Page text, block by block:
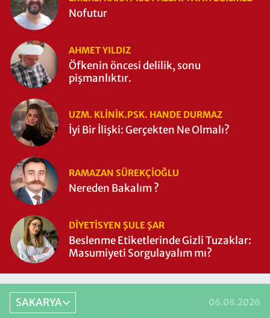
Nofutur
AHMET YILDIZ
Öfkenin öncesi delilik, sonu
pişmanlıktır.
UZM. KLINIK.PSK. HANDE DURMAZ
İyi Bir İlişki: Gerçekten Ne Olmalı?
RAMAZAN SÜREKÇIOĞLU
Nereden Bakalım ?
DIYETISYEN ŞULE ŞAR
Beslenme Etiketlerinde Gizli Tuzaklar:
Masumiyeti Sorgulayalım mı?
SAKARYA 06.08.2026